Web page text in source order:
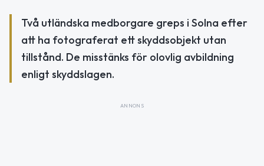
Två utländska medborgare greps i Solna efter
att ha fotograferat ett skyddsobjekt utan
tillstånd. De misstänks för olovlig avbildning
enligt skyddslagen.
ANNONS